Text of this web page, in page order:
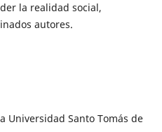
la realidad social,
autores.
Universidad Santo Tomás de